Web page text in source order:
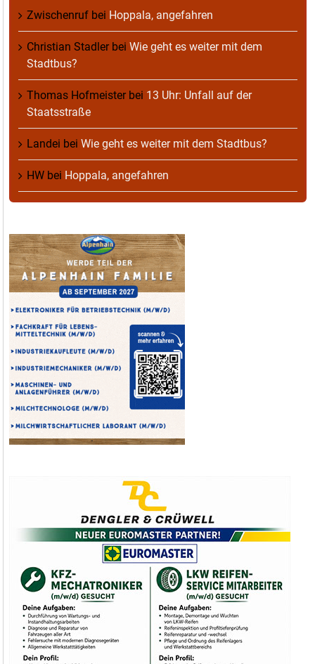
Zwischenruf bei Hoppala, angefahren
Christian Stadlerbei Wie geht es weiter mit dem
Stadtbus?
Thomas Hofmeisterbei 13 Uhr: Unfall auf der
Staatsstraße
Landei bei Wie geht es weiter mit dem Stadtbus?
HW bei Hoppala, angefahren